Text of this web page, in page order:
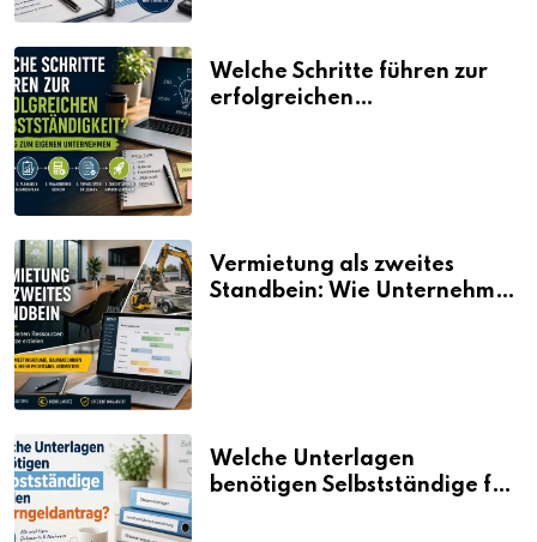
Welche Schritte führen zur
erfolgreichen
Vermietung als zweites
Standbein: Wie Unternehmen
Welche Unterlagen
benötigen Selbstständige für